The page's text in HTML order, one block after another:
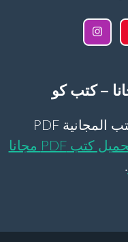
موقع كتب كو لـ تحميل الكتب المجانية PDF
تحميل كتب PDF مجانا
.